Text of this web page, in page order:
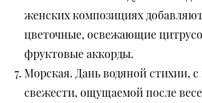
женских композициях
цветочные, освежающие
фруктовые аккорды.
Морская. Дань водяной стихии,
свежести, ощущаемой после